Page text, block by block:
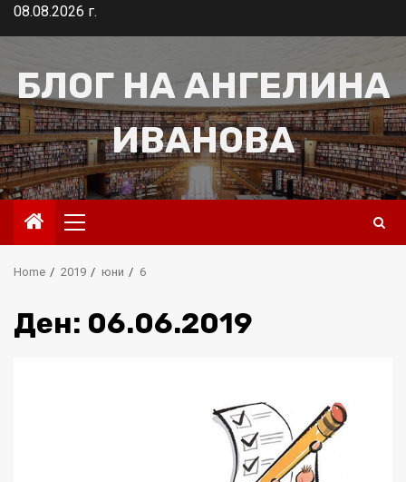
Skip08.08.2026 г.
БЛОГ НА АНГЕЛИНА
ИВАНОВА
Primary
Menu
Home 2019 юни 6
Ден: 06.06.2019